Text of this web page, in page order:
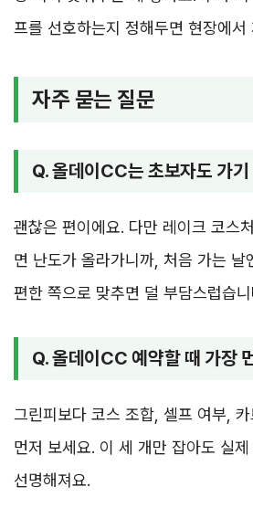
프를 선호하는지 정해두면 현장에서
자주 묻는 질문
Q. 올데이CC는 초보자도 가
괜찮은 편이에요. 다만 레이크 코스
면 난도가 올라가니까, 처음 가는 날
편한 쪽으로 맞추면 덜 부담스럽습
Q. 올데이CC 예약할 때 가장
그린피보다 코스 조합, 셀프 여부,
먼저 보세요. 이 세 개만 잡아도 실
선명해져요.